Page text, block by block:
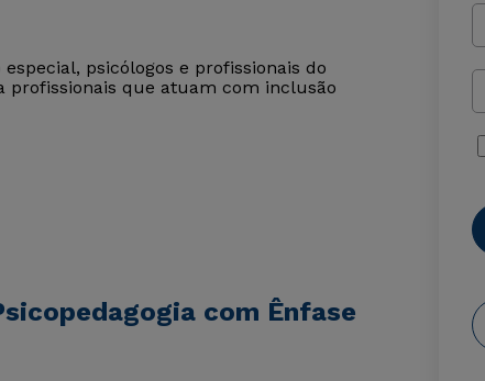
psicólogos e profissionais do
profissionais que atuam com inclusão
com Ênfase